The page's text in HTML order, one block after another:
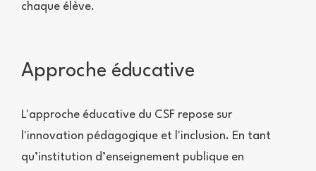
chaque élève.
Approche éducative
L'approche éducative du CSF repose sur
l'innovation pédagogique et l'inclusion. En tant
qu’institution d’enseignement publique en